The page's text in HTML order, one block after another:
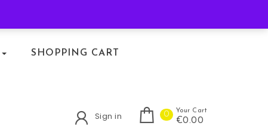
SHOPPING CART
Sign in 0 Your Cart
€0.00